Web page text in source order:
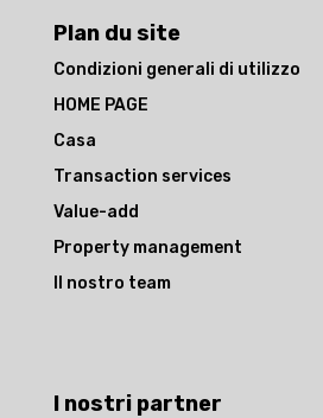
Plan du site
Condizioni generali di utilizzo
HOME PAGE
Casa
Transaction services
Value-add
Property management
Il nostro team
I nostri partner